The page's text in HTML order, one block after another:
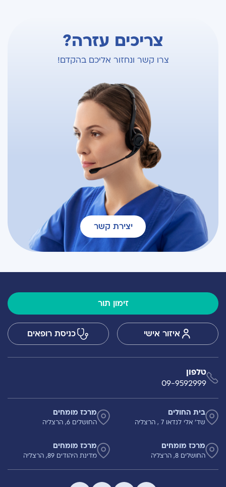
צריכים עזרה?
צרו קשר ונחזור אליכם בהקדם!
יצירת קשר
זימון תור
איזור אישי כניסת רופאים
טלפון
09-9592999
בית החולים
שד' אלי לנדאו 7 , הרצליה
מרכז מומחים
החושלים 6, הרצליה
מרכז מומחים
החושלים 8, הרצליה
מרכז מומחים
מדינת היהודים 89, הרצליה